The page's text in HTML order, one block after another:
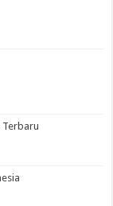
Terbaru